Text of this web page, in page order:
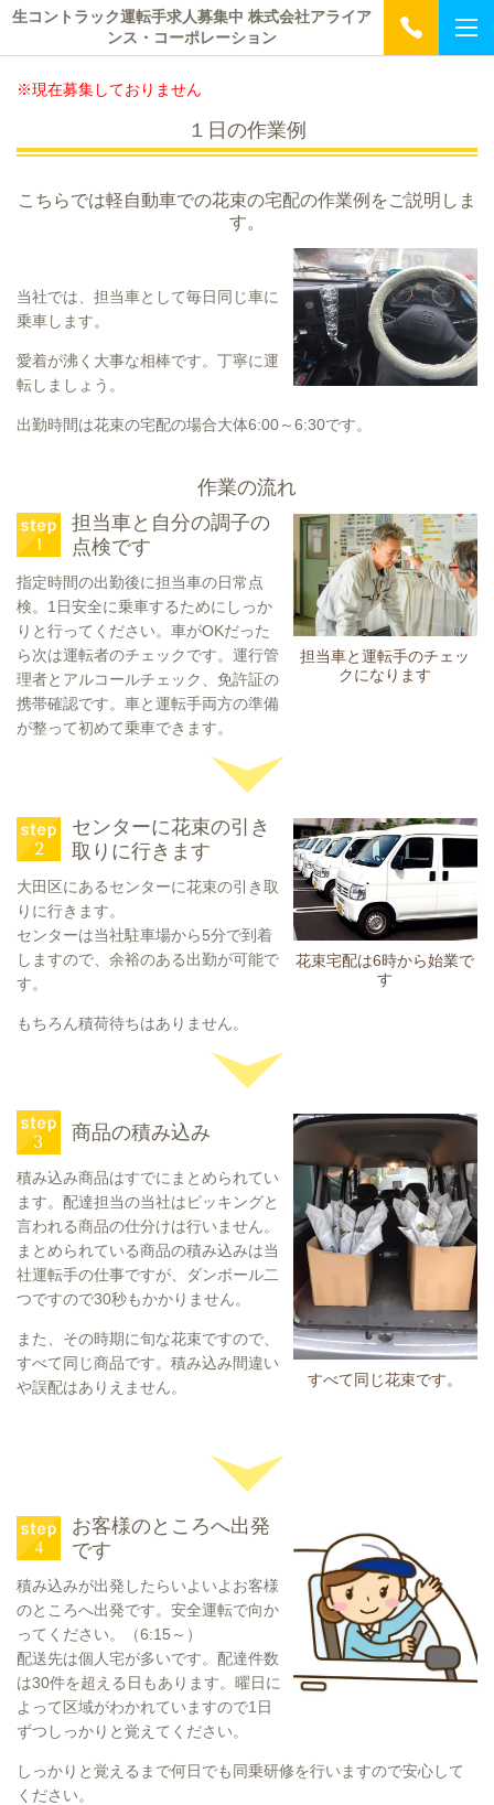
生コントラック運転手求人募集中 株式会社アライア
ンス・コーポレーション
※現在募集しておりません
１日の作業例
こちらでは軽自動車での花束の宅配の作業例をご説明しま
す。
当社では、担当車として毎日同じ車に
乗車します。
愛着が沸く大事な相棒です。丁寧に運
転しましょう。
出勤時間は花束の宅配の場合大体6:00～6:30です。
作業の流れ
担当車と運転手のチェッ
クになります
担当車と自分の調子の
点検です
指定時間の出勤後に担当車の日常点
検。1日安全に乗車するためにしっか
りと行ってください。車がOKだった
ら次は運転者のチェックです。運行管
理者とアルコールチェック、免許証の
携帯確認です。車と運転手両方の準備
が整って初めて乗車できます。
花束宅配は6時から始業で
す
センターに花束の引き
取りに行きます
大田区にあるセンターに花束の引き取
りに行きます。
センターは当社駐車場から5分で到着
しますので、余裕のある出勤が可能で
す。
もちろん積荷待ちはありません。
すべて同じ花束です。
商品の積み込み
積み込み商品はすでにまとめられてい
ます。配達担当の当社はピッキングと
言われる商品の仕分けは行いません。
まとめられている商品の積み込みは当
社運転手の仕事ですが、ダンボール二
つですので30秒もかかりません。
また、その時期に旬な花束ですので、
すべて同じ商品です。積み込み間違い
や誤配はありえません。
お客様のところへ出発
です
積み込みが出発したらいよいよお客様
のところへ出発です。安全運転で向か
ってください。（6:15～）
配送先は個人宅が多いです。配達件数
は30件を超える日もあります。曜日に
よって区域がわかれていますので1日
ずつしっかりと覚えてください。
しっかりと覚えるまで何日でも同乗研修を行いますので安心して
ください。